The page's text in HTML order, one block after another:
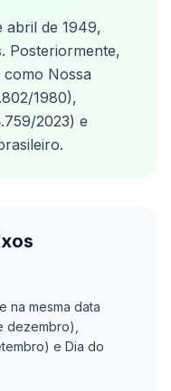
abril de 1949,
Posteriormente,
Nossa
1980),
2023) e
na mesma data
dezembro),
e Dia do